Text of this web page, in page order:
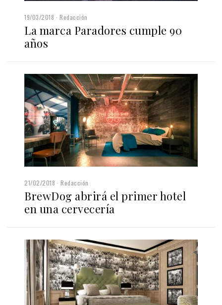
19/03/2018 Redacción
La marca Paradores cumple 90
años
21/02/2018 Redacción
BrewDog abrirá el primer hotel
en una cervecería